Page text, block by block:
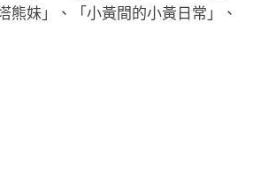
熊妹」、「小黃間的小黃日常」、